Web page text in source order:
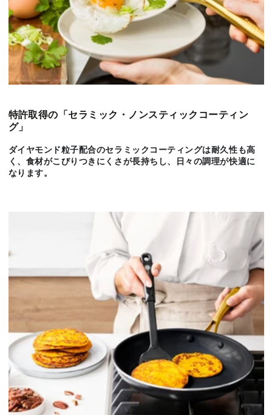
特許取得の「セラミック・ノンスティックコーティン
グ」
ダイヤモンド粒子配合のセラミックコーティングは耐久性も高
く、食材がこびりつきにくさが長持ちし、日々の調理が快適に
なります。